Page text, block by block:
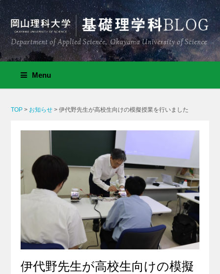
Menu
TOP > お知らせ >伊代野先生が高校生向けの模擬授業を行いました
伊代野先生が高校生向けの模擬